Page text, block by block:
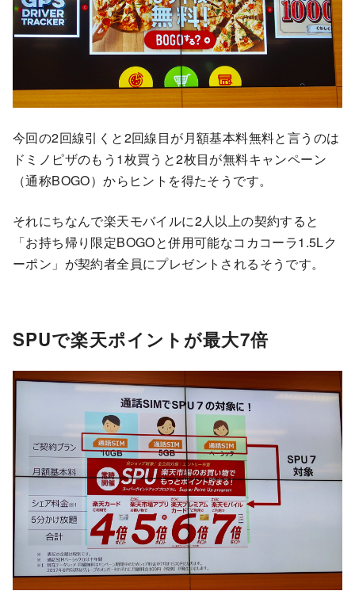
今回の2回線引くと2回線目が月額基本料無料と言うのは
ドミノピザのもう1枚買うと2枚目が無料キャンペーン
（通称BOGO）からヒントを得たそうです。
それにちなんで楽天モバイルに2人以上の契約すると
「お持ち帰り限定BOGOと併用可能なコカコーラ1.5Lク
ーポン」が契約者全員にプレゼントされるそうです。
SPUで楽天ポイントが最大7倍